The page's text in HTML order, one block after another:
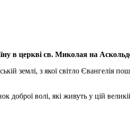
в церкві св. Миколая на
землі, з якої світло Євангелія
волі, які живуть у цій